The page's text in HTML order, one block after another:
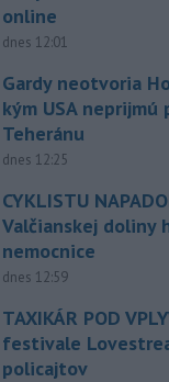
online
dnes 12:01
Gardy neotvoria
kým USA neprijmú
Teheránu
dnes 12:25
CYKLISTU
Valčianskej doliny
nemocnice
dnes 12:59
TAXIKÁR POD
festivale
policajtov